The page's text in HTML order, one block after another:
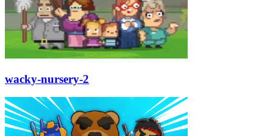
wacky-nursery-2